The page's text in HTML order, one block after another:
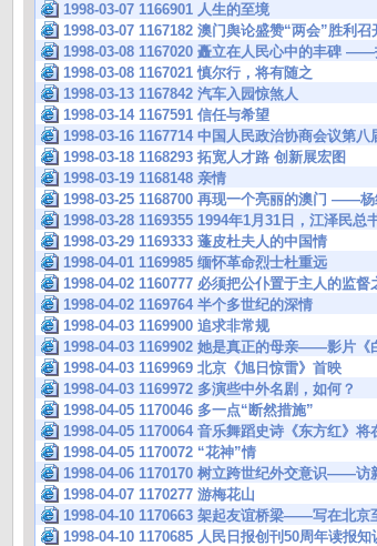
1998-03-07 1166901 人生的至境
1998-03-07 1167182 澳门舆论盛赞“两会”胜利召
1998-03-08 1167020 矗立在人民心中的丰碑
1998-03-08 1167021 慎尔行，将有随之
1998-03-13 1167842 汽车入园惊煞人
1998-03-14 1167591 信任与希望
1998-03-16 1167714 中国人民政治协商会议第
1998-03-18 1168293 拓宽人才路 创新展宏图
1998-03-19 1168148 亲情
1998-03-25 1168700 再现一个亮丽的澳门 ——
1998-03-28 1169355 1994年1月31日，江泽民
1998-03-29 1169333 蓬皮杜夫人的中国情
1998-04-01 1169985 缅怀革命烈士杜重远
1998-04-02 1160777 必须把公仆置于主人的监督
1998-04-02 1169764 半个多世纪的深情
1998-04-03 1169900 追求非常规
1998-04-03 1169902 她是真正的母亲——影片《
1998-04-03 1169969 北京《旭日惊雷》首映
1998-04-03 1169972 多演些中外名剧，如何？
1998-04-05 1170046 多一点“断然措施”
1998-04-05 1170064 音乐舞蹈史诗《东方红》将
1998-04-05 1170072 “花神”情
1998-04-06 1170170 树立跨世纪外交意识——访
1998-04-07 1170277 游梅花山
1998-04-10 1170663 架起友谊桥梁——写在北京
1998-04-10 1170685 人民日报创刊50周年读报知